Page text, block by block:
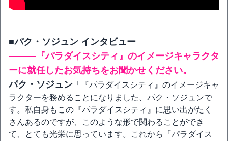
■パク・ソジュン インタビュー
―――『パラダイスシティ』のイメージキャラクタ
ーに就任したお気持ちをお聞かせください。
パク・ソジュン 「『パラダイスシティ』のイメージキャ
ラクターを務めることになりました、パク・ソジュンで
す。私自身もこの『パラダイスシティ』に思い出がたく
さんあるのですが、このような形で関わることができ
て、とても光栄に思っています。これから『パラダイス